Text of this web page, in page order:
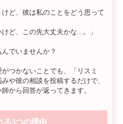
けど、彼は私のことをどう思って
ど、この先大丈夫かな...。」
でいませんか？
つかないことでも、「リスミ
や彼の相談を投稿するだけで、
から回答が返ってきます。
る3つの理由